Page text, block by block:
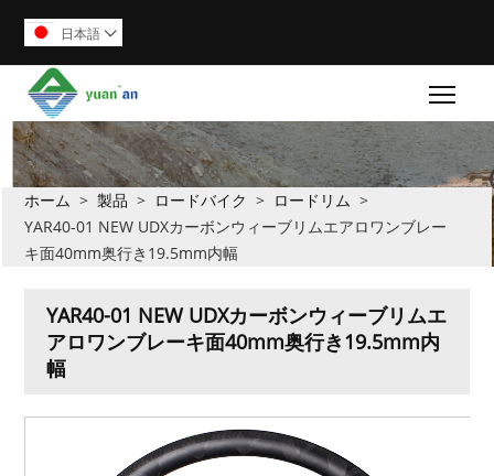
日本語 
ホーム > 製品 > ロードバイク > ロードリム >
YAR40-01 NEW UDXカーボンウィーブリムエアロワンブレー
キ面40mm奥行き19.5mm内幅
YAR40-01 NEW UDXカーボンウィーブリムエ
アロワンブレーキ面40mm奥行き19.5mm内
幅